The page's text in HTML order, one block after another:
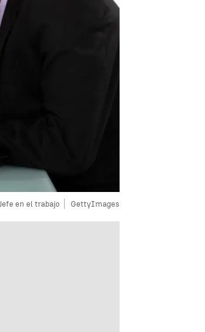
Jefe en el trabajo GettyImages